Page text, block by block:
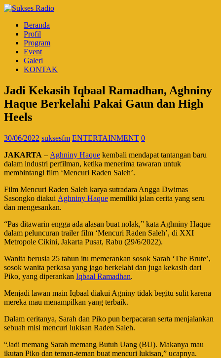
Beranda
Profil
Program
Event
Galeri
KONTAK
Jadi Kekasih Iqbaal Ramadhan, Aghniny
Haque Berkelahi Pakai Gaun dan High
Heels
30/06/2022 suksesfm ENTERTAINMENT 0
JAKARTA – Aghniny Haque kembali mendapat tantangan baru
dalam industri perfilman, ketika menerima tawaran untuk
membintangi film ‘Mencuri Raden Saleh’.
Film Mencuri Raden Saleh karya sutradara Angga Dwimas
Sasongko diakui Aghniny Haque memiliki jalan cerita yang seru
dan mengesankan.
“Pas ditawarin engga ada alasan buat nolak,” kata Aghniny Haque
dalam peluncuran trailer film ‘Mencuri Raden Saleh’, di XXI
Metropole Cikini, Jakarta Pusat, Rabu (29/6/2022).
Wanita berusia 25 tahun itu memerankan sosok Sarah ‘The Brute’,
sosok wanita perkasa yang jago berkelahi dan juga kekasih dari
Piko, yang diperankan Iqbaal Ramadhan.
Menjadi lawan main Iqbaal diakui Agniny tidak begitu sulit karena
mereka mau menampilkan yang terbaik.
Dalam ceritanya, Sarah dan Piko pun berpacaran serta menjalankan
sebuah misi mencuri lukisan Raden Saleh.
“Jadi memang Sarah memang Butuh Uang (BU). Makanya mau
ikutan Piko dan teman-teman buat mencuri lukisan,” ucapnya.